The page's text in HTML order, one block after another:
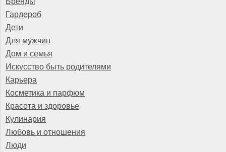
Гардероб
Дети
Для мужчин
Дом и семья
Искусство быть родителями
Карьера
Косметика и парфюм
Красота и здоровье
Кулинария
Любовь и отношения
Люди